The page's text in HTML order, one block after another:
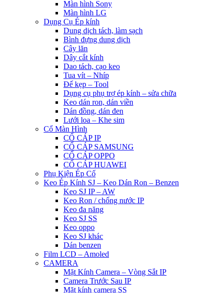
Màn hình Sony
Màn hình LG
Dụng Cụ Ép kính
Dung dịch tách, làm sạch
Bình đựng dung dịch
Cây lăn
Dây cắt kính
Dao tách, cạo keo
Tua vít – Nhíp
Đế kẹp – Tool
Dụng cụ phụ trợ ép kính – sửa chữa
Keo dán ron, dán viền
Dán đồng, dán đen
Lưới loa – Khe sim
Cổ Màn Hình
CỔ CÁP IP
CỔ CÁP SAMSUNG
CỔ CÁP OPPO
CỔ CÁP HUAWEI
Phụ Kiện Ép Cố
Keo Ép Kính SJ – Keo Dán Ron – Benzen
Keo SJ IP – AW
Keo Ron / chống nước IP
Keo đa năng
Keo SJ SS
Keo oppo
Keo SJ khác
Dán benzen
Film LCD – Amoled
CAMERA
Mặt Kính Camera – Vòng Sắt IP
Camera Trước Sau IP
Mặt kính camera SS